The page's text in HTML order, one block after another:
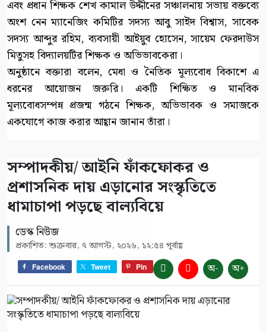
এবং প্রধান শিক্ষক শেখ কামাল উদ্দীনের সঞ্চালনায় সভায় বক্তব্যে
অংশ নেন ম্যানেজিং কমিটির সদস্য আবু সাইদ বিশ্বাস, সাবেক
সদস্য আব্দুর রহিম, ব্যবসায়ী আইয়ুব হোসেন, সায়েম ফেরদাউস
মিতুসহ বিদ্যালয়টির শিক্ষক ও অভিভাবকেরা।
অনুষ্ঠানে বক্তারা বলেন, মেধা ও নৈতিক মূল্যবোধ বিকাশে এ
ধরনের আয়োজন জরুরি। একটি শিক্ষিত ও মানবিক
মূল্যবোধসম্পন্ন প্রজন্ম গঠনে শিক্ষক, অভিভাবক ও সমাজকে
একযোগে কাজ করার আহ্বান জানান তাঁরা।
সম্পাদকীয়/ আইনি ফাঁকফোকর ও
প্রশাসনিক দায় এড়ানোর সংস্কৃতিতে
ধামাচাপা পড়ছে বাল্যবিয়ে
ডেস্ক নিউজ
প্রকাশিত: শুক্রবার, ৭ আগস্ট, ২০২৬, ১২:৫৪ পূর্বাহ্ণ
Facebook Tweet Pin অ- অ+